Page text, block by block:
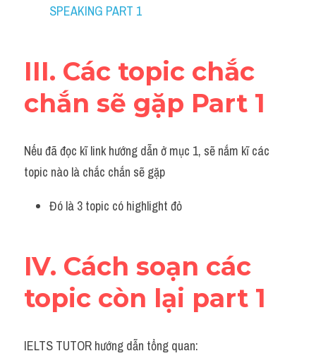
SPEAKING PART 1
III. Các topic chắc
chắn sẽ gặp Part 1
Nếu đã đọc kĩ link hướng dẫn ở mục 1, sẽ nắm kĩ các
topic nào là chắc chắn sẽ gặp
Đó là 3 topic có highlight đỏ
IV. Cách soạn các
topic còn lại part 1
IELTS TUTOR hướng dẫn tổng quan: